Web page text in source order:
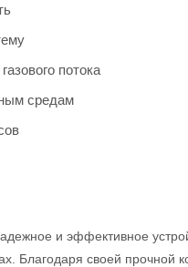
потока
средам
и эффективное
Благодаря своей прочной